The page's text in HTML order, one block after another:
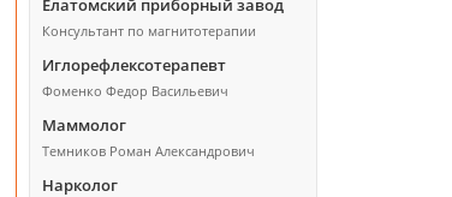
Елатомский приборный завод
Консультант по магнитотерапии
Иглорефлексотерапевт
Фоменко Федор Васильевич
Маммолог
Темников Роман Александрович
Нарколог